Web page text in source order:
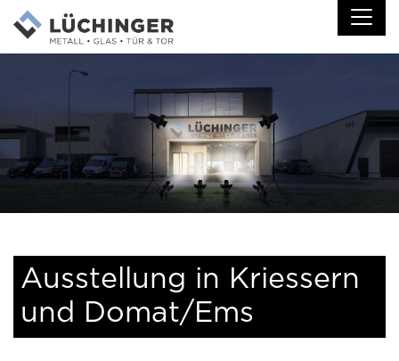
Ausstellung in Kriessern
und Domat/Ems